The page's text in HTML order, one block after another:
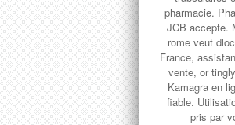
pharmacie.
JCB accepte.
rome veut
France,
vente, or
Kamagra en
fiable.
pris par